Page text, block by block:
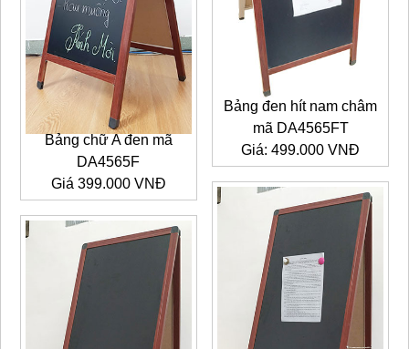
Bảng chữ A đen mã
DA4565F
Giá 399.000 VNĐ
Bảng đen hít nam châm
mã DA4565FT
Giá: 499.000 VNĐ